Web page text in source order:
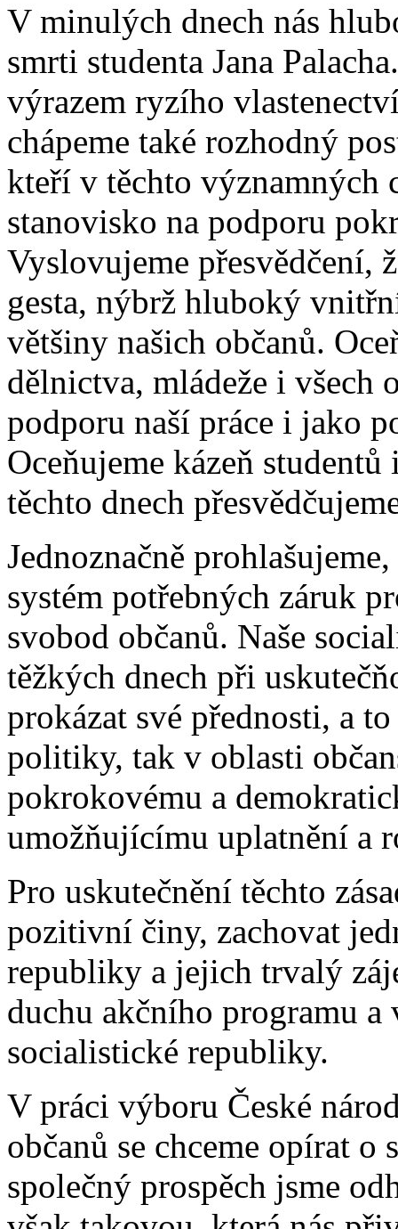
V minulých dnech nás
smrti studenta Jana
výrazem ryzího
chápeme také rozhodný
kteří v těchto významných
stanovisko na podporu
Vyslovujeme přesvědčení,
gesta, nýbrž hluboký
většiny našich občanů.
dělnictva, mládeže i všech
podporu naší práce i jako
Oceňujeme kázeň
těchto dnech
Jednoznačně
systém potřebných záruk
svobod občanů. Naše
těžkých dnech při
prokázat své přednosti, a
politiky, tak v oblasti
pokrokovému a
umožňujícímu uplatnění a
Pro uskutečnění těchto
pozitivní činy, zachovat
republiky a jejich trvalý
duchu akčního programu
socialistické republiky.
V práci výboru České
občanů se chceme opírat
společný prospěch jsme